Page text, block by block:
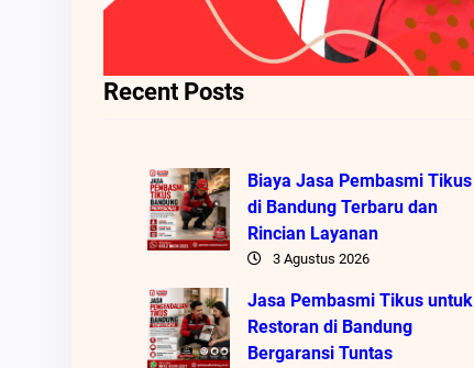
Recent Posts
Biaya Jasa Pembasmi Tikus
di Bandung Terbaru dan
Rincian Layanan
3 Agustus 2026
Jasa Pembasmi Tikus untuk
Restoran di Bandung
Bergaransi Tuntas